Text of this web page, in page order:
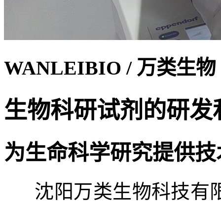
WANLEIBIO / 万类生物
生物科研试剂的研发
为生命科学研究提供
沈阳万类生物科技有